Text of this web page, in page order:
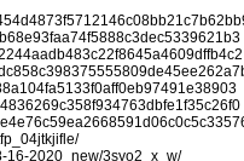
16-2020_new/3syo2_x_w/